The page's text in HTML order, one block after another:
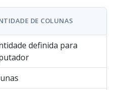
DE COLUNAS
definida para